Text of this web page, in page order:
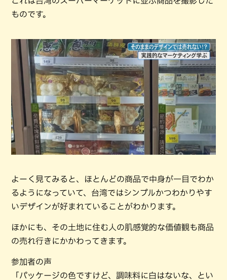
ものです。
よーく見てみると、ほとんどの商品で中身が一目でわか
るようになっていて、台湾ではシンプルかつわかりやす
いデザインが好まれていることがわかります。
ほかにも、その土地に住む人の肌感覚的な価値観も商品
の売れ行きにかかわってきます。
参加者の声
「パッケージの色ですけど、調味料に白はないな、とい